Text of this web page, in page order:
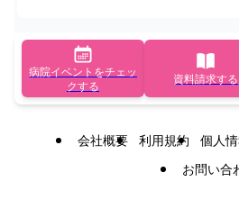
病院イベントをチェッ
クする
資料請求する
会社概要 利用規約 個人
お問い合